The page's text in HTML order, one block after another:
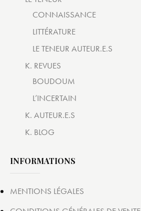
CONNAISSANCE
LITTÉRATURE
LE TENEUR AUTEUR.E.S
K. REVUES
BOUDOUM
L’INCERTAIN
K. AUTEUR.E.S
K. BLOG
INFORMATIONS
MENTIONS LÉGALES